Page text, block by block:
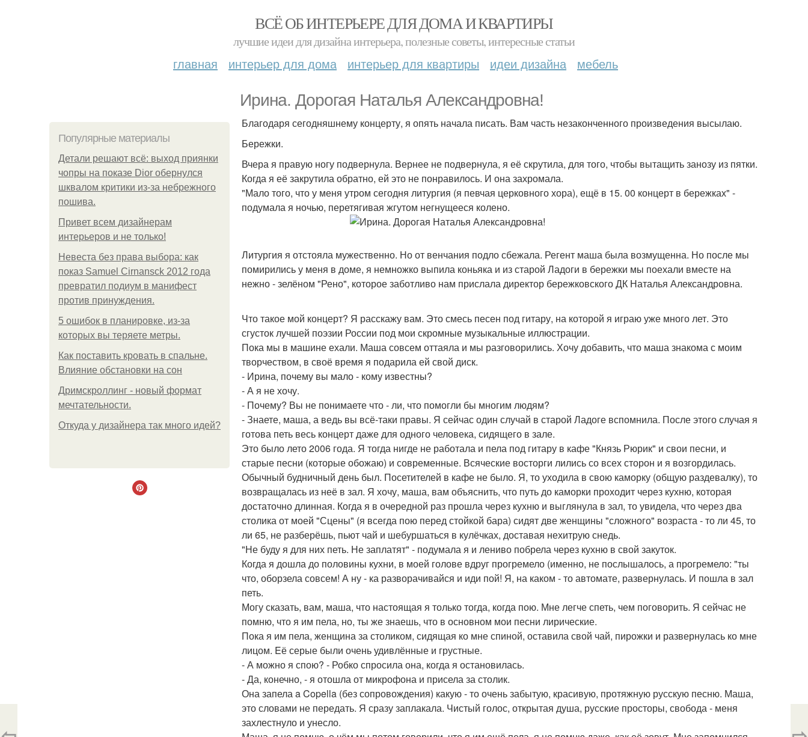
ВСЁ ОБ ИНТЕРЬЕРЕ ДЛЯ ДОМА И КВАРТИРЫ
лучшие идеи для дизайна интерьера, полезные советы, интересные статьи
главная интерьер для дома интерьер для квартиры идеи дизайна мебель
Ирина. Дорогая Наталья Александровна!
Популярные материалы
Детали решают всё: выход приянки
чопры на показе Dior обернулся
шквалом критики из-за небрежного
пошива.
Привет всем дизайнерам
интерьеров и не только!
Невеста без права выбора: как
показ Samuel Cirnansck 2012 года
превратил подиум в манифест
против принуждения.
5 ошибок в планировке, из-за
которых вы теряете метры.
Как поставить кровать в спальне.
Влияние обстановки на сон
Дримскроллинг - новый формат
мечтательности.
Откуда у дизайнера так много идей?
Благодаря сегодняшнему концерту, я опять начала писать. Вам часть незаконченного произведения высылаю.
Бережки.
Вчера я правую ногу подвернула. Вернее не подвернула, я её скрутила, для того, чтобы вытащить занозу из пятки.
Когда я её закрутила обратно, ей это не понравилось. И она захромала.
"Мало того, что у меня утром сегодня литургия (я певчая церковного хора), ещё в 15. 00 концерт в бережках" -
подумала я ночью, перетягивая жгутом негнущееся колено.
Литургия я отстояла мужественно. Но от венчания подло сбежала. Регент маша была возмущенна. Но после мы
помирились у меня в доме, я немножко выпила коньяка и из старой Ладоги в бережки мы поехали вместе на
нежно - зелёном "Рено", которое заботливо нам прислала директор бережковского ДК Наталья Александровна.
Что такое мой концерт? Я расскажу вам. Это смесь песен под гитару, на которой я играю уже много лет. Это
сгусток лучшей поэзии России под мои скромные музыкальные иллюстрации.
Пока мы в машине ехали. Маша совсем оттаяла и мы разговорились. Хочу добавить, что маша знакома с моим
творчеством, в своё время я подарила ей свой диск.
- Ирина, почему вы мало - кому известны?
- А я не хочу.
- Почему? Вы не понимаете что - ли, что помогли бы многим людям?
- Знаете, маша, а ведь вы всё-таки правы. Я сейчас один случай в старой Ладоге вспомнила. После этого случая я
готова петь весь концерт даже для одного человека, сидящего в зале.
Это было лето 2006 года. Я тогда нигде не работала и пела под гитару в кафе "Князь Рюрик" и свои песни, и
старые песни (которые обожаю) и современные. Всяческие восторги лились со всех сторон и я возгордилась.
Обычный будничный день был. Посетителей в кафе не было. Я, то уходила в свою каморку (общую раздевалку), то
возвращалась из неё в зал. Я хочу, маша, вам объяснить, что путь до каморки проходит через кухню, которая
достаточно длинная. Когда я в очередной раз прошла через кухню и выглянула в зал, то увидела, что через два
столика от моей "Сцены" (я всегда пою перед стойкой бара) сидят две женщины "сложного" возраста - то ли 45, то
ли 65, не разберёшь, пьют чай и шебуршаться в кулёчках, доставая нехитрую снедь.
"Не буду я для них петь. Не заплатят" - подумала я и лениво побрела через кухню в свой закуток.
Когда я дошла до половины кухни, в моей голове вдруг прогремело (именно, не послышалось, а прогремело: "ты
что, оборзела совсем! А ну - ка разворачивайся и иди пой! Я, на каком - то автомате, развернулась. И пошла в зал
петь.
Могу сказать, вам, маша, что настоящая я только тогда, когда пою. Мне легче спеть, чем поговорить. Я сейчас не
помню, что я им пела, но, ты же знаешь, что в основном мои песни лирические.
Пока я им пела, женщина за столиком, сидящая ко мне спиной, оставила свой чай, пирожки и развернулась ко мне
лицом. Eё серые были очень удивлённые и грустные.
- А можно я спою? - Робко спросила она, когда я остановилась.
- Да, конечно, - я отошла от микрофона и присела за столик.
Она запела a Copella (без сопровождения) какую - то очень забытую, красивую, протяжную русскую песню. Маша,
это словами не передать. Я сразу заплакала. Чистый голос, открытая душа, русские просторы, свобода - меня
захлестнуло и унесло.